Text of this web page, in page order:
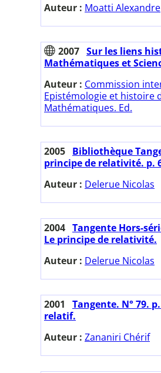
Auteur : Moatti Alexandre
2007 Sur les liens
Mathématiques et
Auteur : Commission
Epistémologie et histoire
Mathématiques. Ed.
2005 Bibliothèque
principe de relativité. p.
Auteur : Delerue Nicolas
2004 Tangente Hors-
Le principe de relativité.
Auteur : Delerue Nicolas
2001
Tangente. N° 79.
relatif.
Auteur : Zananiri Chérif